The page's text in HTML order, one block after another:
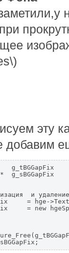
эту
добавим
g_sBGGapFix
и
= hge-
= new